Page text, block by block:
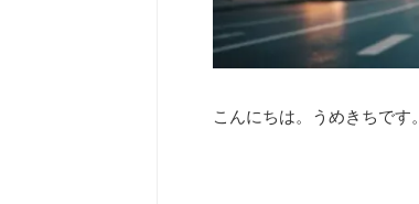
こんにちは。うめきちです。